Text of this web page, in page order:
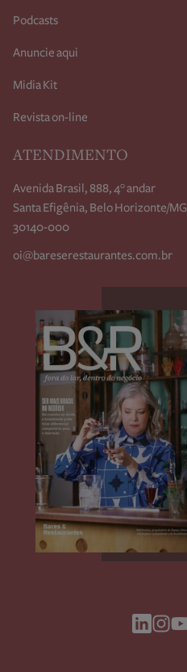
Podcasts
Anuncie aqui
Midia Kit
Revista on-line
ATENDIMENTO
Avenida Brasil, 888, 4° andar
Santa Efigênia, Belo Horizonte/MG
30140-000
oi@bareserestaurantes.com.br